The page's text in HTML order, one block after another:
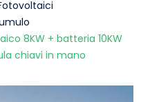
8KW + batteria 10KW
chiavi in mano